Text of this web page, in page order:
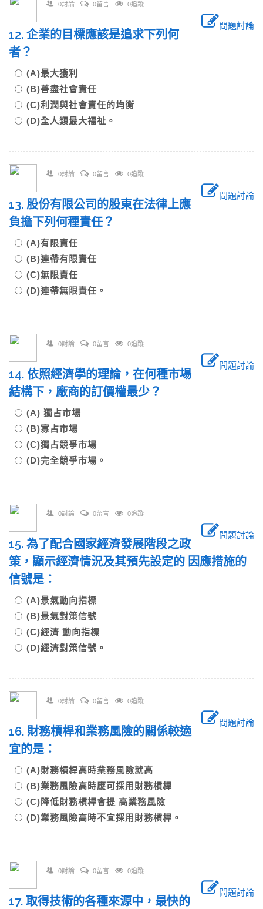
0討論 0留言 0追蹤
問題討論
12. 企業的目標應該是追求下列何
者？
(A)最大獲利
(B)善盡社會責任
(C)利潤與社會責任的均衡
(D)全人類最大福祉。
0討論 0留言 0追蹤
問題討論
13. 股份有限公司的股東在法律上應
負擔下列何種責任？
(A)有限責任
(B)連帶有限責任
(C)無限責任
(D)連帶無限責任。
0討論 0留言 0追蹤
問題討論
14. 依照經濟學的理論，在何種市場
結構下，廠商的訂價權最少？
(A) 獨占市場
(B)寡占市場
(C)獨占競爭市場
(D)完全競爭市場。
0討論 0留言 0追蹤
問題討論
15. 為了配合國家經濟發展階段之政
策，顯示經濟情況及其預先設定的 因應措施的
信號是：
(A)景氣動向指標
(B)景氣對策信號
(C)經濟 動向指標
(D)經濟對策信號。
0討論 0留言 0追蹤
問題討論
16. 財務槓桿和業務風險的關係較適
宜的是：
(A)財務槓桿高時業務風險就高
(B)業務風險高時應可採用財務槓桿
(C)降低財務槓桿會提 高業務風險
(D)業務風險高時不宜採用財務槓桿。
0討論 0留言 0追蹤
問題討論
17. 取得技術的各種來源中，最快的